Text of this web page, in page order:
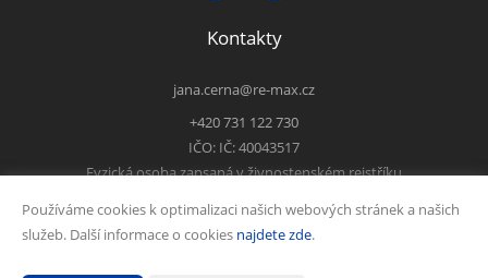
Kontakty
jana.cerna@re-max.cz
+420 731 122 730
IČO: IČ: 40043517
Fyzická osoba zapsaná v živnostenském rejstříku
Používáme cookies k optimalizaci našich webových stránek a našich
služeb. Další informace o cookies najdete zde.